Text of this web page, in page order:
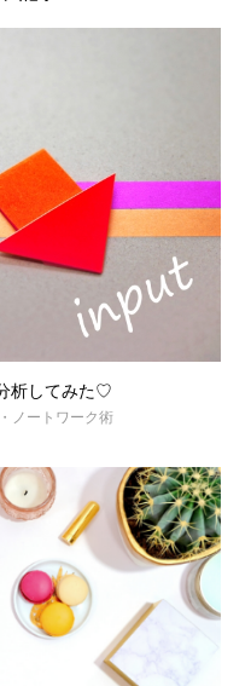
析してみた♡
ノートワーク術